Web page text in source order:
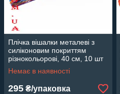
Плічка вішалки металеві з
силіконовим покриттям
різнокольорові, 40 см, 10 шт
Немає в наявності
295 ₴/упаковка